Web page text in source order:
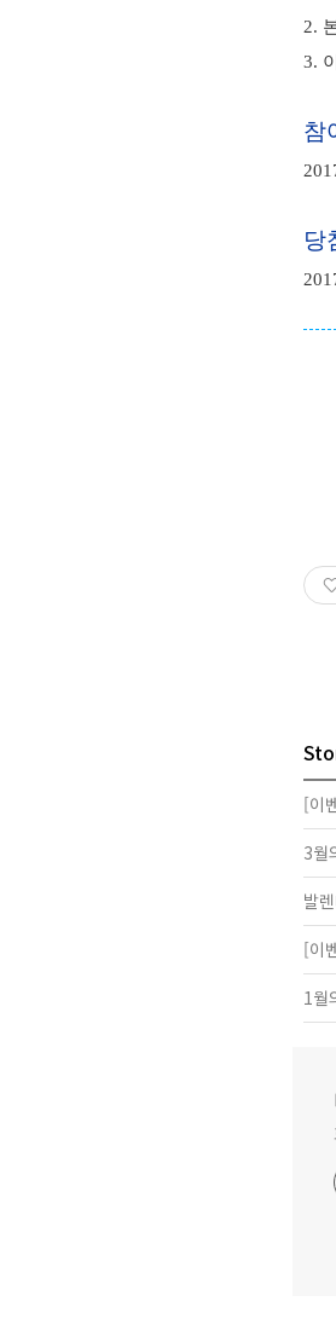
2.
3.
참
당
[이
3월
발
[이
1월